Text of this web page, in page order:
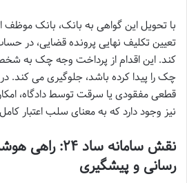
با تحویل این گواهی به بانک، بانک
تعیین تکلیف نهایی پرونده قضایی، در
کند. این اقدام از پرداخت وجه چک به
چک را پیدا کرده باشد، جلوگیری می کند.
قطعی مفقودی یا سرقت توسط دادگاه،
نیز وجود دارد که به معنای سلب اعتبار
نقش سامانه ساد
رسانی و پیشگیری